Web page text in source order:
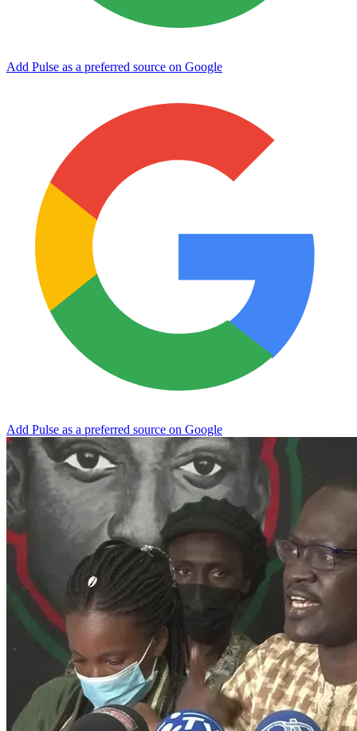
Add Pulse as a preferred source on Google
Add Pulse as a preferred source on Google